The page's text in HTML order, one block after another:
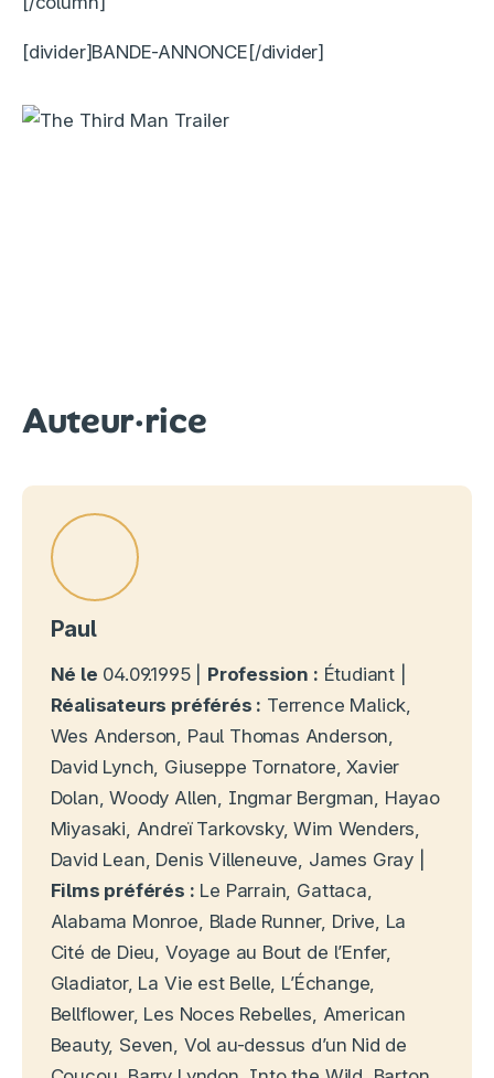
[divider]BANDE-ANNONCE[/divider]
Auteur·rice
Paul
Né le 04.09.1995 | Profession : Étudiant |
Réalisateurs préférés : Terrence Malick,
Wes Anderson, Paul Thomas Anderson,
David Lynch, Giuseppe Tornatore, Xavier
Dolan, Woody Allen, Ingmar Bergman, Hayao
Miyasaki, Andreï Tarkovsky, Wim Wenders,
David Lean, Denis Villeneuve, James Gray |
Films préférés : Le Parrain, Gattaca,
Alabama Monroe, Blade Runner, Drive, La
Cité de Dieu, Voyage au Bout de l’Enfer,
Gladiator, La Vie est Belle, L’Échange,
Bellflower, Les Noces Rebelles, American
Beauty, Seven, Vol au-dessus d’un Nid de